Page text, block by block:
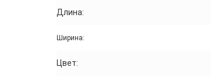
Длина:
Ширина:
Цвет: